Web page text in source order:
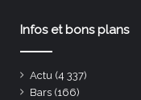
Infos et bons plans
Actu (4 337)
Bars (166)